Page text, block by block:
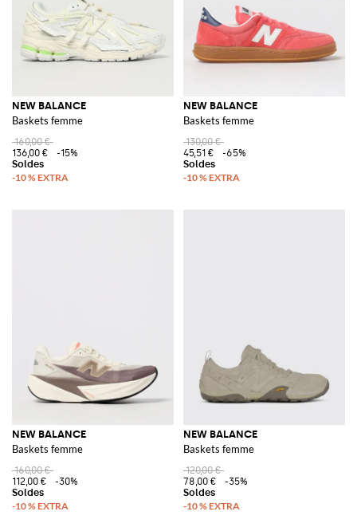
NEW BALANCE
Baskets femme
160,00 €
136,00 €
-15%
NEW BALANCE
Baskets femme
130,00 €
45,51 €
-65%
NEW BALANCE
Baskets femme
160,00 €
112,00 €
-30%
NEW BALANCE
Baskets femme
120,00 €
78,00 €
-35%